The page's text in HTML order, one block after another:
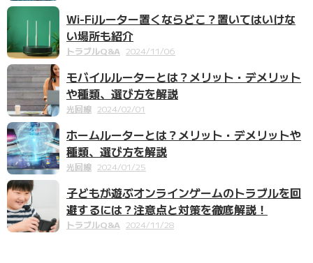
Wi-Fiルーター置くならどこ？置いてはいけな
い場所も紹介
トラブルQ&A 2024/11/06
モバイルルーターとは？メリット・デメリット
や種類、選び方を解説
光回線 2024/02/01
ホームルーターとは？メリット・デメリットや
種類、選び方を解説
光回線 2024/01/25
子どもが遊ぶオンラインゲームのトラブルを回
避するには？注意点と対策を徹底解説！
トラブルQ&A 2024/11/28